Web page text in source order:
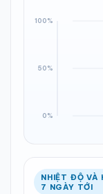
NHIỆT ĐỘ VÀ
7 NGÀY TỚI